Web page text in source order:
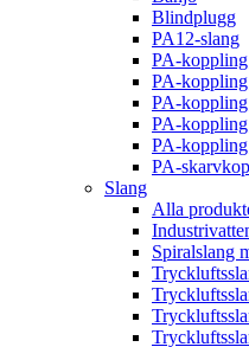
Blindplugg
PA12-slang
PA-
PA-
PA-
PA-
PA-
PA-
Slang
Alla
Spiralslang